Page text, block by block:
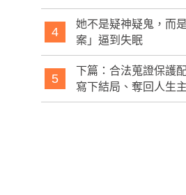
4
她不是疑神疑鬼，而
案」逼到失眠
5
下篇：合法蒐證保護
寫下結局、奪回人生